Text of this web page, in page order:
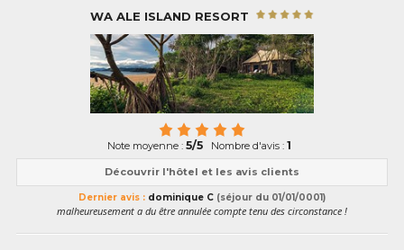
WA ALE ISLAND RESORT
Note moyenne : 5/5 Nombre d'avis : 1
Découvrir l'hôtel et les avis clients
Dernier avis : dominique C (séjour du 01/01/0001)
malheureusement a du être annulée compte tenu des circonstance !